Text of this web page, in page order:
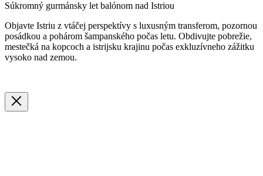
Súkromný gurmánsky let balónom nad Istriou
Objavte Istriu z vtáčej perspektívy s luxusným transferom, pozornou
posádkou a pohárom šampanského počas letu. Obdivujte pobrežie,
mestečká na kopcoch a istrijsku krajinu počas exkluzívneho zážitku
vysoko nad zemou.